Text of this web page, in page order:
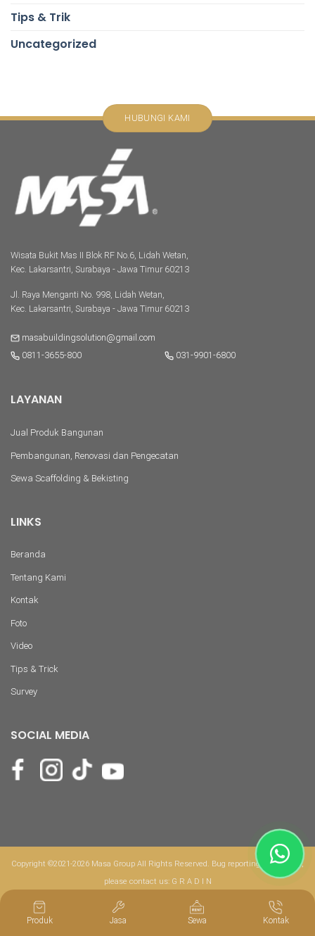
Tips & Trik
Uncategorized
Wisata Bukit Mas II Blok RF No.6, Lidah Wetan,
Kec. Lakarsantri, Surabaya - Jawa Timur 60213
Jl. Raya Menganti No. 998, Lidah Wetan,
Kec. Lakarsantri, Surabaya - Jawa Timur 60213
masabuildingsolution@gmail.com
0811-3655-800
031-9901-6800
LAYANAN
Jual Produk Bangunan
Pembangunan, Renovasi dan Pengecatan
Sewa Scaffolding & Bekisting
LINKS
Beranda
Tentang Kami
Kontak
Foto
Video
Tips & Trick
Survey
SOCIAL MEDIA
Copyright ©2021-2026 Masa Group All Rights Reserved. Bug reporting & feedback,
please contact us: G R A D I N
Produk Jasa Sewa Kontak
HUBUNGI KAMI